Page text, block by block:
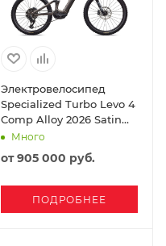
Электровелосипед
Specialized Turbo Levo 4
Comp Alloy 2026 Satin
Gunmetal / Obsidian
Много
от905 000 руб.
ПОДРОБНЕЕ